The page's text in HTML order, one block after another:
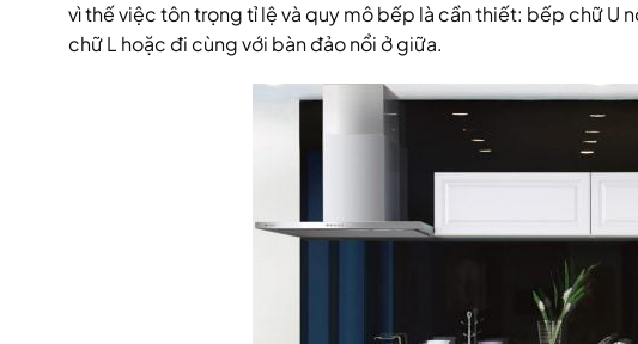
vì thế việc tôn trọng tỉ lệ và quy mô bếp là cần thiết: bếp chữ
chữ L hoặc đi cùng với bàn đảo nổi ở giữa.